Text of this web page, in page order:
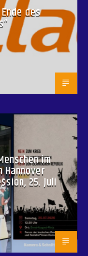
des
im
Hannover
25. Juli